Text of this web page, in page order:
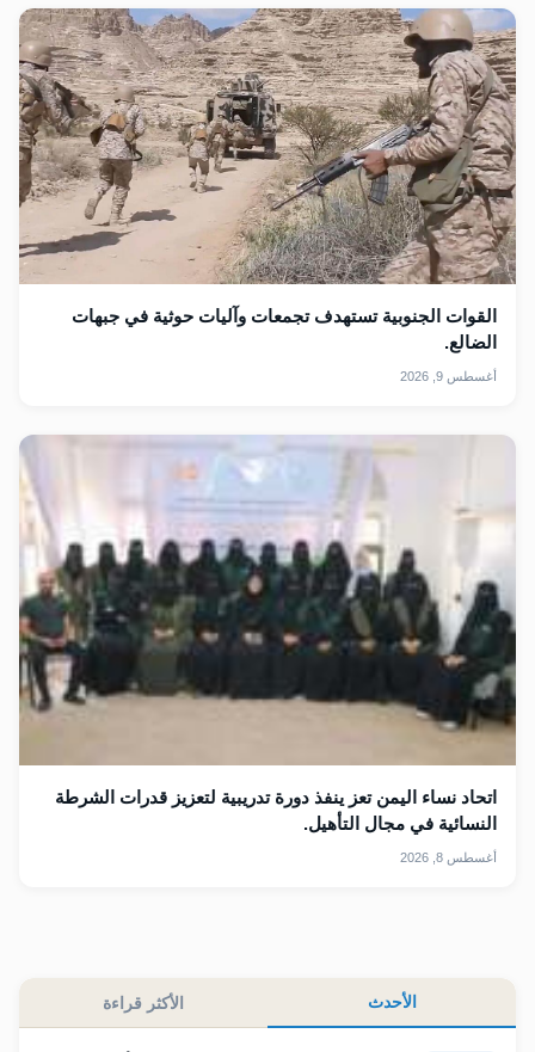
القوات الجنوبية تستهدف تجمعات وآليات حوثية في جبهات
الضالع.
أغسطس 9, 2026
اتحاد نساء اليمن تعز ينفذ دورة تدريبية لتعزيز قدرات الشرطة
النسائية في مجال التأهيل.
أغسطس 8, 2026
الأحدث الأكثر قراءة